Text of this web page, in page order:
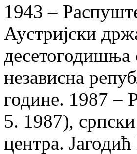
1943 –
Аустријски
десетогодишња
независна
године. 1987 –
5. 1987),
центра.